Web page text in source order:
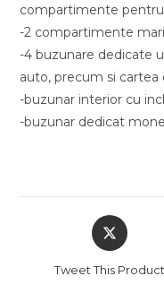
compartimente pentru
-2 compartimente
-4 buzunare dedicate
auto, precum si
-buzunar interior cu
-buzunar dedicat
Opens
in
new
Tweet This Product